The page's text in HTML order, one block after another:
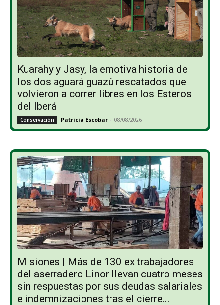
Kuarahy y Jasy, la emotiva historia de
los dos aguará guazú rescatados que
volvieron a correr libres en los Esteros
del Iberá
Conservación Patricia Escobar - 08/08/2026
Misiones | Más de 130 ex trabajadores
del aserradero Linor llevan cuatro meses
sin respuestas por sus deudas salariales
e indemnizaciones tras el cierre...